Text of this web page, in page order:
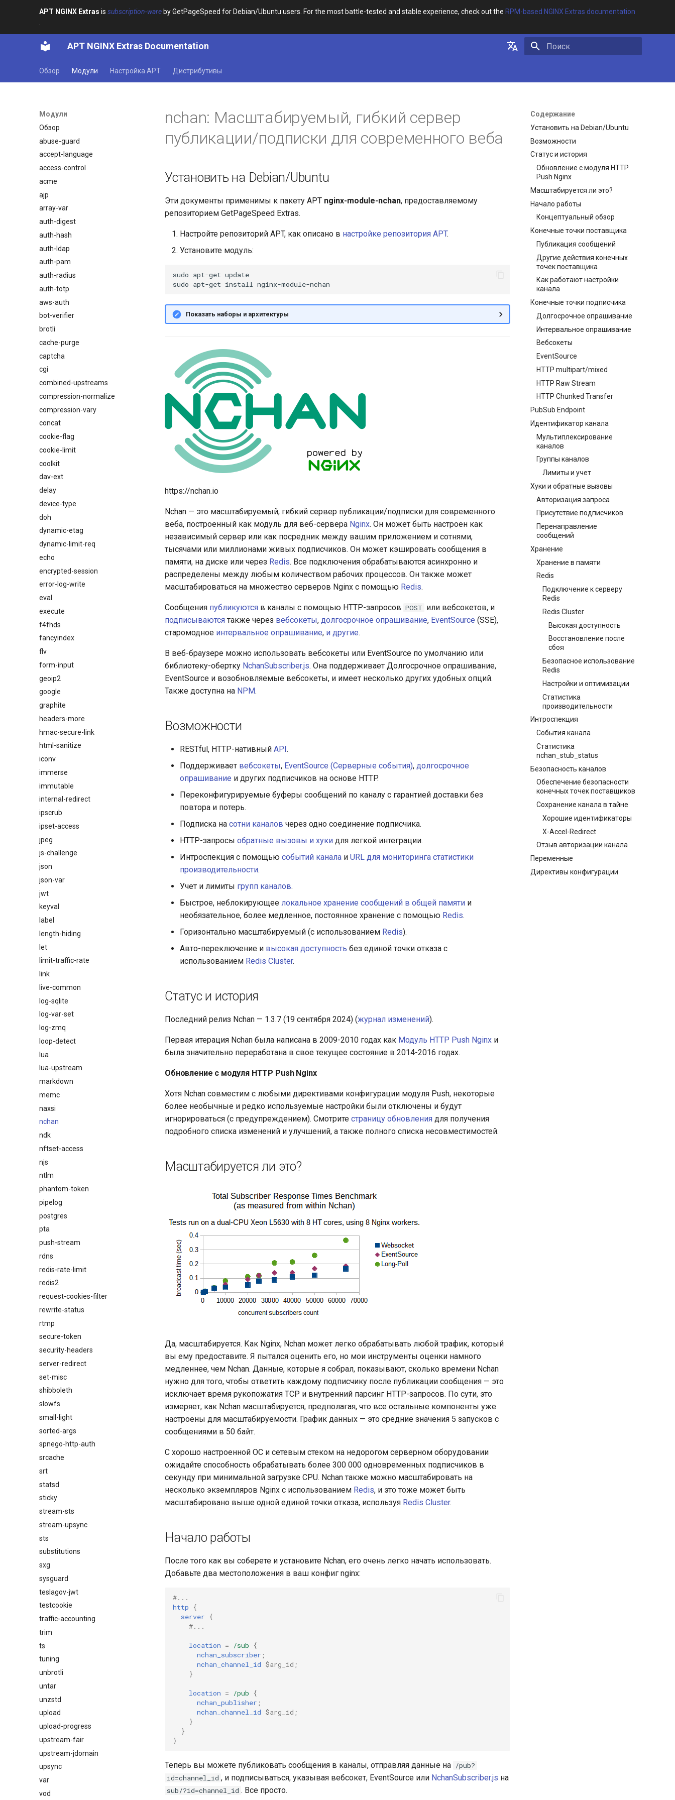
APT NGINX Extras is subscription-ware by GetPageSpeed for Debian/Ubuntu users. For the most battle-tested and stable experience, check out the RPM-based NGINX Extras documentation
APT NGINX Extras Documentation
Обзор Модули Настройка APT Дистрибутивы
Модули
Обзор
abuse-guard
accept-language
access-control
acme
ajp
array-var
auth-digest
auth-hash
auth-ldap
auth-pam
auth-radius
auth-totp
aws-auth
bot-verifier
brotli
cache-purge
captcha
cgi
combined-upstreams
compression-normalize
compression-vary
concat
cookie-flag
cookie-limit
coolkit
dav-ext
delay
device-type
doh
dynamic-etag
dynamic-limit-req
echo
encrypted-session
error-log-write
eval
execute
f4fhds
fancyindex
flv
form-input
geoip2
google
graphite
headers-more
hmac-secure-link
html-sanitize
iconv
immerse
immutable
internal-redirect
ipscrub
ipset-access
jpeg
js-challenge
json
json-var
jwt
keyval
label
length-hiding
let
limit-traffic-rate
link
live-common
log-sqlite
log-var-set
log-zmq
loop-detect
lua
lua-upstream
markdown
memc
naxsi
nchan
ndk
nftset-access
njs
ntlm
phantom-token
pipelog
postgres
pta
push-stream
rdns
redis-rate-limit
redis2
request-cookies-filter
rewrite-status
rtmp
secure-token
security-headers
server-redirect
set-misc
shibboleth
slowfs
small-light
sorted-args
spnego-http-auth
srcache
srt
statsd
sticky
stream-sts
stream-upsync
sts
substitutions
sxg
sysguard
teslagov-jwt
testcookie
traffic-accounting
trim
ts
tuning
unbrotli
untar
unzstd
upload
upload-progress
upstream-fair
upstream-jdomain
upsync
var
vod
Содержание
Установить на Debian/Ubuntu
Возможности
Статус и история
Обновление с модуля HTTP
Push Nginx
Масштабируется ли это?
Начало работы
Концептуальный обзор
Конечные точки поставщика
Публикация сообщений
Другие действия конечных
точек поставщика
Как работают настройки
канала
Конечные точки подписчика
Долгосрочное опрашивание
Интервальное опрашивание
Вебсокеты
EventSource
HTTP multipart/mixed
HTTP Raw Stream
HTTP Chunked Transfer
PubSub Endpoint
Идентификатор канала
Мультиплексирование
каналов
Группы каналов
Лимиты и учет
Хуки и обратные вызовы
Авторизация запроса
Присутствие подписчиков
Перенаправление
сообщений
Хранение
Хранение в памяти
Redis
Подключение к серверу
Redis
Redis Cluster
Высокая доступность
Восстановление после
сбоя
Безопасное использование
Redis
Настройки и оптимизации
Статистика
производительности
Интроспекция
События канала
Статистика
nchan_stub_status
Безопасность каналов
Обеспечение безопасности
конечных точек поставщиков
Сохранение канала в тайне
Хорошие идентификаторы
X-Accel-Redirect
Отзыв авторизации канала
Переменные
Директивы конфигурации
nchan: Масштабируемый, гибкий сервер
публикации/подписки для современного веба
Установить на Debian/Ubuntu
Эти документы применимы к пакету APT nginx-module-nchan, предоставляемому
репозиторием GetPageSpeed Extras.
Настройте репозиторий APT, как описано в настройке репозитория APT.
Установите модуль:
sudo apt-get update
sudo apt-get install
Показать наборы и архитектуры
https://nchan.io
Nchan — это масштабируемый, гибкий сервер публикации/подписки для современного
веба, построенный как модуль для веб-сервера Nginx. Он может быть настроен как
независимый сервер или как посредник между вашим приложением и сотнями,
тысячами или миллионами живых подписчиков. Он может кэшировать сообщения в
памяти, на диске или через Redis. Все подключения обрабатываются асинхронно и
распределены между любым количеством рабочих процессов. Он также может
масштабироваться на множество серверов Nginx с помощью Redis.
Сообщения публикуются в каналы с помощью HTTP-запросов POST или вебсокетов, и
подписываются также через вебсокеты, долгосрочное опрашивание, EventSource (SSE),
старомодное интервальное опрашивание, и другие.
В веб-браузере можно использовать вебсокеты или EventSource по умолчанию или
библиотеку-обертку NchanSubscriber.js. Она поддерживает Долгосрочное опрашивание,
EventSource и возобновляемые вебсокеты, и имеет несколько других удобных опций.
Также доступна на NPM.
Возможности
RESTful, HTTP-нативный API.
Поддерживает вебсокеты, EventSource (Серверные события), долгосрочное
опрашивание и других подписчиков на основе HTTP.
Переконфигурируемые буферы сообщений по каналу с гарантией доставки без
повтора и потерь.
Подписка на сотни каналов через одно соединение подписчика.
HTTP-запросы обратные вызовы и хуки для легкой интеграции.
Интроспекция с помощью событий канала и URL для мониторинга статистики
производительности.
Учет и лимиты групп каналов.
Быстрое, неблокирующее локальное хранение сообщений в общей памяти и
необязательное, более медленное, постоянное хранение с помощью Redis.
Горизонтально масштабируемый (с использованием Redis).
Авто-переключение и высокая доступность без единой точки отказа с
использованием Redis Cluster.
Статус и история
Последний релиз Nchan — 1.3.7 (19 сентября 2024) (журнал изменений).
Первая итерация Nchan была написана в 2009-2010 годах как Модуль HTTP Push Nginx и
была значительно переработана в свое текущее состояние в 2014-2016 годах.
Обновление с модуля HTTP Push Nginx
Хотя Nchan совместим с любыми директивами конфигурации модуля Push, некоторые
более необычные и редко используемые настройки были отключены и будут
игнорироваться (с предупреждением). Смотрите страницу обновления для получения
подробного списка изменений и улучшений, а также полного списка несовместимостей.
Масштабируется ли это?
Да, масштабируется. Как Nginx, Nchan может легко обрабатывать любой трафик, который
вы ему предоставите. Я пытался оценить его, но мои инструменты оценки намного
медленнее, чем Nchan. Данные, которые я собрал, показывают, сколько времени Nchan
нужно для того, чтобы ответить каждому подписчику после публикации сообщения — это
исключает время рукопожатия TCP и внутренний парсинг HTTP-запросов. По сути, это
измеряет, как Nchan масштабируется, предполагая, что все остальные компоненты уже
настроены для масштабируемости. График данных — это средние значения 5 запусков с
сообщениями в 50 байт.
С хорошо настроенной ОС и сетевым стеком на недорогом серверном оборудовании
ожидайте способность обрабатывать более 300 000 одновременных подписчиков в
секунду при минимальной загрузке CPU. Nchan также можно масштабировать на
несколько экземпляров Nginx с использованием Redis, и это тоже может быть
масштабировано выше одной единой точки отказа, используя Redis Cluster.
Начало работы
После того как вы соберете и установите Nchan, его очень легко начать использовать.
Добавьте два местоположения в ваш конфиг nginx:
#...
http
{
server
{
#...
location = /sub
{
nchan_subscriber ;
nchan_channel_id $arg_id ;
}
location = /pub
{
nchan_publisher ;
nchan_channel_id $arg_id ;
}
}
}
Теперь вы можете публиковать сообщения в каналы, отправляя данные на /pub?
id=channel_id , и подписываться, указывая вебсокет, EventSource или NchanSubscriber.js на
sub/?id=channel_id . Все просто.